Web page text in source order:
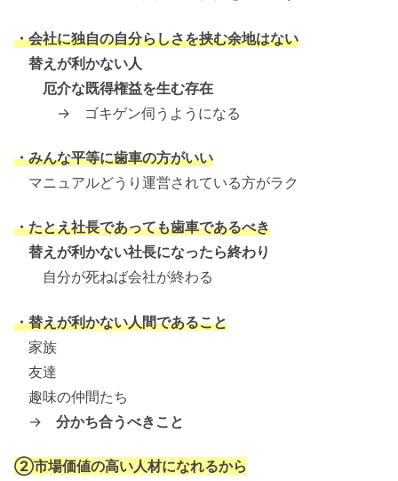
・会社に独自の自分らしさを挟む余地はない
替えが利かない人
厄介な既得権益を生む存在
→ ゴキゲン伺うようになる
・みんな平等に歯車の方がいい
マニュアルどうり運営されている方がラク
・たとえ社長であっても歯車であるべき
替えが利かない社長になったら終わり
自分が死ねば会社が終わる
・替えが利かない人間であること
家族
友達
趣味の仲間たち
→ 分かち合うべきこと
②市場価値の高い人材になれるから